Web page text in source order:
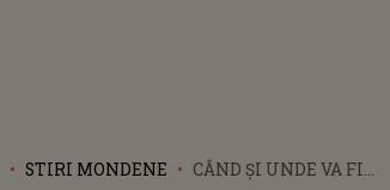
STIRI MONDENE
CÂND ȘI UNDE VA FI